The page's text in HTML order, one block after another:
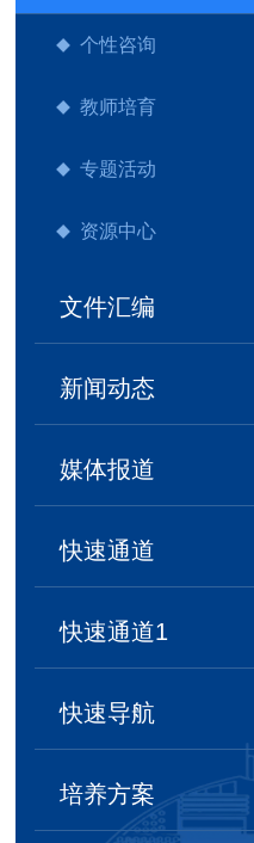
个性咨询
教师培育
专题活动
资源中心
文件汇编
新闻动态
媒体报道
快速通道
快速通道1
快速导航
培养方案